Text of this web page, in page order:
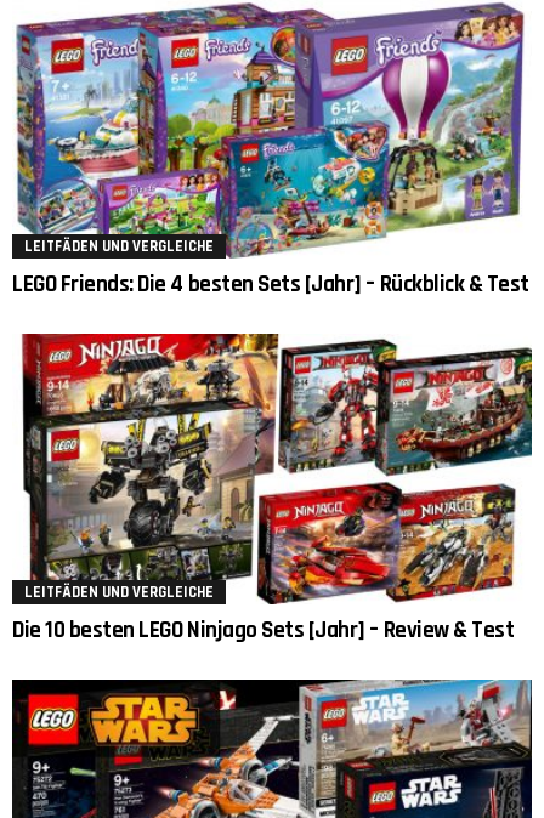
LEITFÄDEN UND VERGLEICHE
LEGO Friends: Die 4 besten Sets [Jahr] – Rückblick & Test
LEITFÄDEN UND VERGLEICHE
Die 10 besten LEGO Ninjago Sets [Jahr] – Review & Test